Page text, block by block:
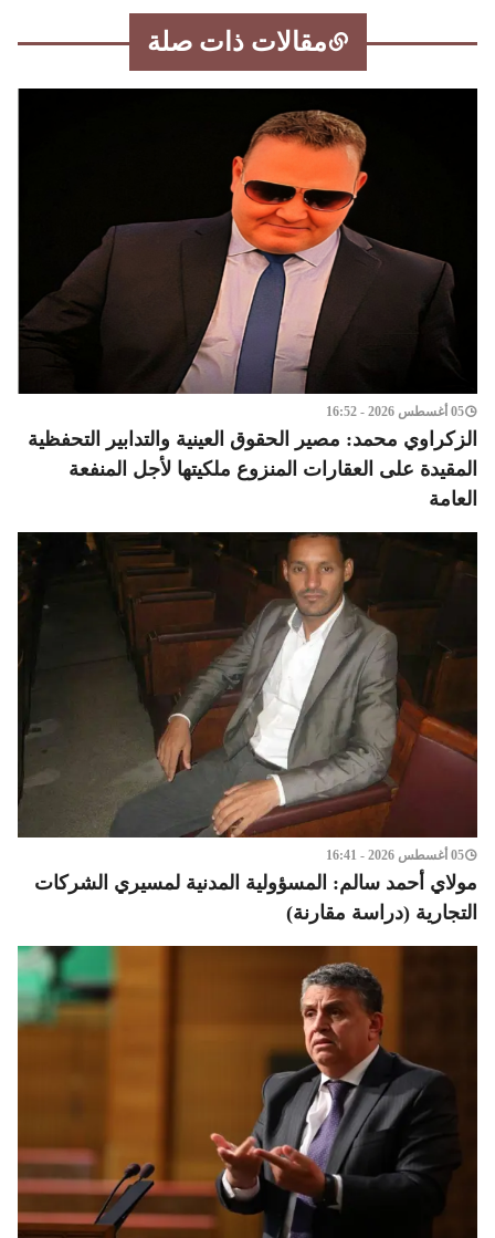
مقالات ذات صلة
05 أغسطس 2026 - 16:52
الزكراوي محمد: مصير الحقوق العينية والتدابير التحفظية
المقيدة على العقارات المنزوع ملكيتها لأجل المنفعة
العامة
05 أغسطس 2026 - 16:41
مولاي أحمد سالم: المسؤولية المدنية لمسيري الشركات
التجارية (دراسة مقارنة)